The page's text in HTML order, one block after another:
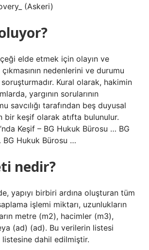
(Askeri)
elde etmek için olayın ve
nedenlerini ve durumu
Kural olarak, hakimin
yargının sorularının
savcılığı tarafından beş duyusal
bir keşif olarak atıfta bulunulur.
Keşif – BG Hukuk Bürosu … BG
Hukuk Bürosu …
nedir?
yapıyı birbiri ardına oluşturan tüm
işlemi miktarı, uzunlukların
metre (m2), hacimler (m3),
(ad) (ad). Bu verilerin listesi
listesine dahil edilmiştir.